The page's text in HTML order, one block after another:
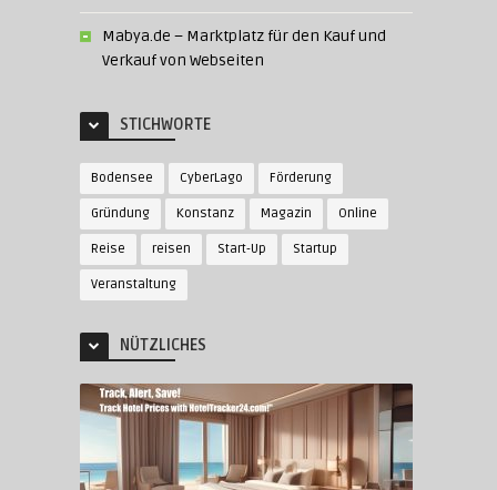
Mabya.de – Marktplatz für den Kauf und
Verkauf von Webseiten
STICHWORTE
Bodensee CyberLago Förderung
Gründung Konstanz Magazin Online
Reise reisen Start-Up Startup
Veranstaltung
NÜTZLICHES